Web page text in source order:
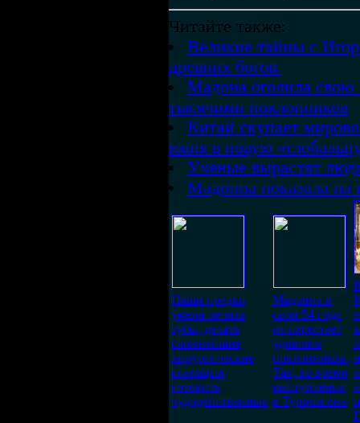
Читайте также:
Великие тайны с
древних богов.
Мадона оголила свою
тысячими поклонников
Китай скупает
юаня в новую
Ученые вырастят
Мадонна показала на
Наши предки
умели лечить
зубы, делать
сложнейшие
хирургические
операции,
готовить
чудодейственные
Мадонна в
свои 54 года
не перестает
удивлять
поклонников.
Так, во время
выступления
в Турции она